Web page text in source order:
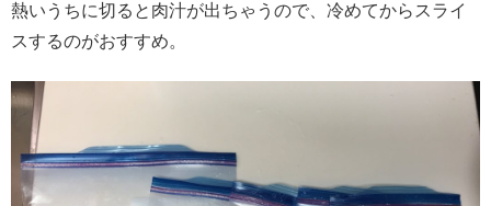
熱いうちに切ると肉汁が出ちゃうので、冷めてからスライ
スするのがおすすめ。